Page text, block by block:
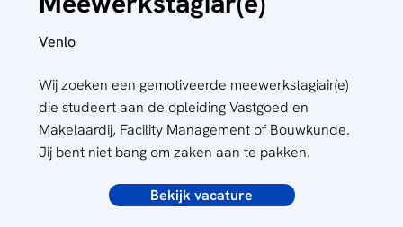
Venlo
Wij zoeken een gemotiveerde meewerkstagiair(e)
die studeert aan de opleiding Vastgoed en
Makelaardij, Facility Management of Bouwkunde.
Jij bent niet bang om zaken aan te pakken.
Bekijk vacature